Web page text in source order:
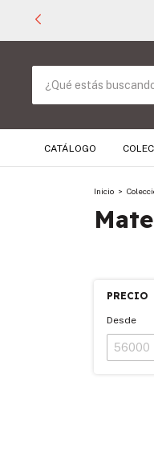
CATÁLOGO
Inicio >
PRECIO
Desde